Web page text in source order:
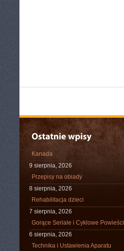
Kanada
9 sierpnia, 2026
Przepisy na obiady
8 sierpnia, 2026
Rehabilitacja dzieci
7 sierpnia, 2026
Gorące Seriale i Cyklowe Powieści
6 sierpnia, 2026
Technika i Ustawienia Aparatu